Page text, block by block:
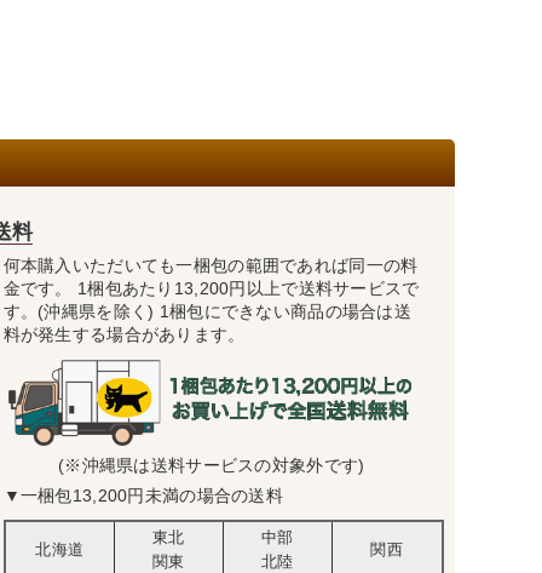
料
何本購入いただいても一梱包の範囲であれば同一の料
金です。 1梱包あたり13,200円以上で送料サービスで
す。(沖縄県を除く) 1梱包にできない商品の場合は送
料が発生する場合があります。
(※沖縄県は送料サービスの対象外です)
▼一梱包13,200円未満の場合の送料
北海道
東北
関東
中部
北陸
関西